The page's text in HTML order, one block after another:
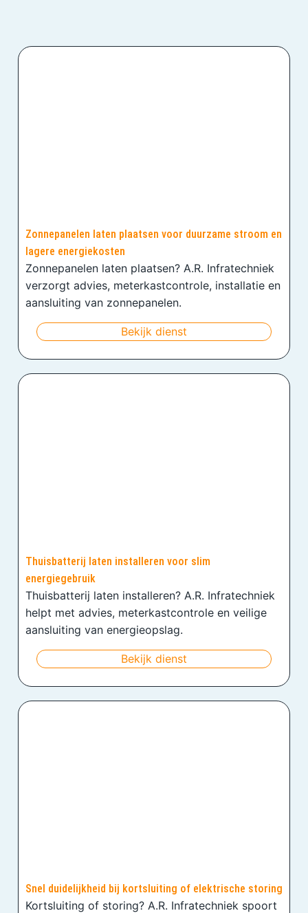
Zonnepanelen laten plaatsen voor duurzame stroom en
lagere energiekosten
Zonnepanelen laten plaatsen? A.R. Infratechniek
verzorgt advies, meterkastcontrole, installatie en
aansluiting van zonnepanelen.
Bekijk dienst
Thuisbatterij laten installeren voor slim
energiegebruik
Thuisbatterij laten installeren? A.R. Infratechniek
helpt met advies, meterkastcontrole en veilige
aansluiting van energieopslag.
Bekijk dienst
Snel duidelijkheid bij kortsluiting of elektrische storing
Kortsluiting of storing? A.R. Infratechniek spoort